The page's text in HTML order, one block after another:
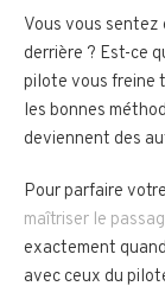
Vous vous sentez
derrière ? Est-ce
pilote vous freine
les bonnes
deviennent des
Pour parfaire
maîtriser le
exactement
avec ceux du